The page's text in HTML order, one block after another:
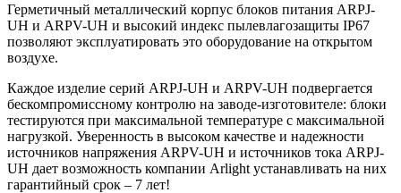
Герметичный металлический корпус блоков питания ARPJ-
UH и ARPV-UH и высокий индекс пылевлагозащиты IP67
позволяют эксплуатировать это оборудование на открытом
воздухе.
Каждое изделие серий ARPJ-UH и ARPV-UH подвергается
бескомпромиссному контролю на заводе-изготовителе: блоки
тестируются при максимальной температуре с максимальной
нагрузкой. Уверенность в высоком качестве и надежности
источников напряжения ARPV-UH и источников тока ARPJ-
UH дает возможность компании Arlight устанавливать на них
гарантийный срок – 7 лет!